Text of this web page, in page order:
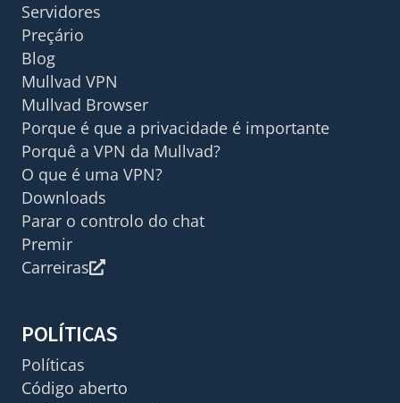
Servidores
Preçário
Blog
Mullvad VPN
Mullvad Browser
Porque é que a privacidade é importante
Porquê a VPN da Mullvad?
O que é uma VPN?
Downloads
Parar o controlo do chat
Premir
Carreiras
POLÍTICAS
Políticas
Código aberto